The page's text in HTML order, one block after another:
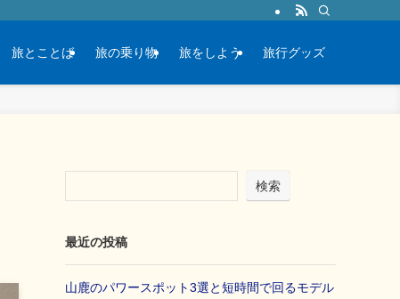
旅とことば 旅の乗り物 旅をしよう 旅行グッズ
検索
最近の投稿
山鹿のパワースポット3選と短時間で回るモデル